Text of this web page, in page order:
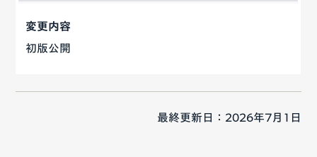
初版公開
最終更新日：2026年7月1日